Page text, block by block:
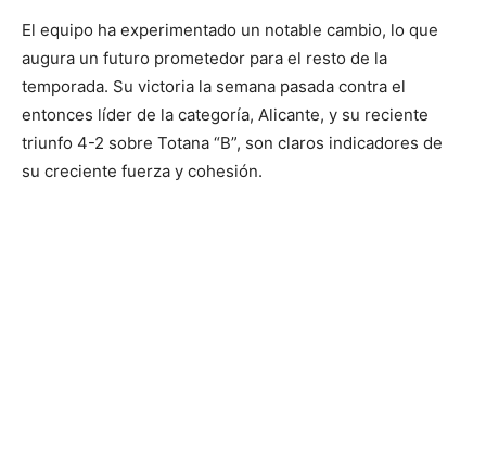
El equipo ha experimentado un notable cambio, lo que
augura un futuro prometedor para el resto de la
temporada. Su victoria la semana pasada contra el
entonces líder de la categoría, Alicante, y su reciente
triunfo 4-2 sobre Totana “B”, son claros indicadores de
su creciente fuerza y cohesión.